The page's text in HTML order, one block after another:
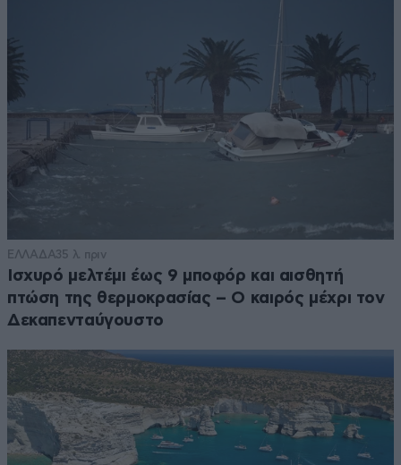
ΕΛΛΑΔΑ35 λ. πριν
Ισχυρό μελτέμι έως 9 μποφόρ και αισθητή
πτώση της θερμοκρασίας – O καιρός μέχρι τον
Δεκαπενταύγουστο